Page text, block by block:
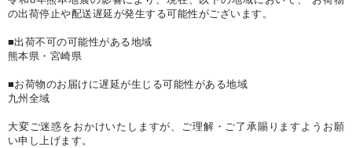
の出荷停止や配送遅延が発生する可能性がございます。
■出荷不可の可能性がある地域
熊本県・宮崎県
■お荷物のお届けに遅延が生じる可能性がある地域
九州全域
大変ご迷惑をおかけいたしますが、ご理解・ご了承賜りますようお願
い申し上げます。